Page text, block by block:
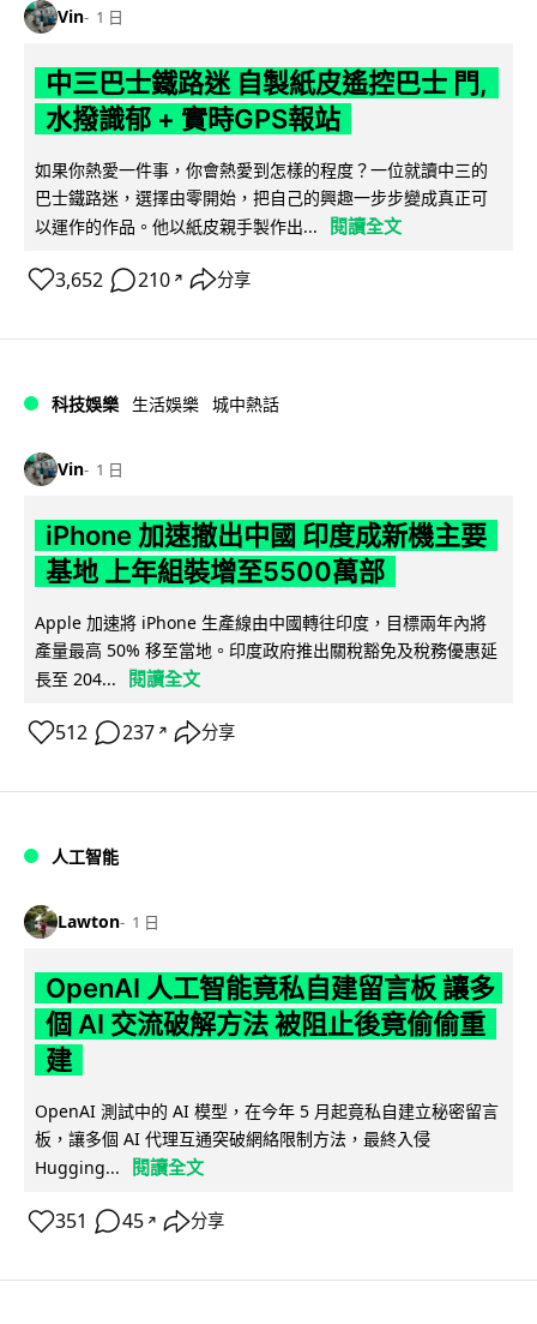
Vin 1 日
中三巴士鐵路迷 自製紙皮遙控巴士 門,
水撥識郁 + 實時GPS報站
如果你熱愛一件事，你會熱愛到怎樣的程度？一位就讀中三的
巴士鐵路迷，選擇由零開始，把自己的興趣一步步變成真正可
以運作的作品。他以紙皮親手製作出...
閱讀全文
3,652 210 ↗ 分享
科技娛樂 生活娛樂 城中熱話
Vin 1 日
iPhone 加速撤出中國 印度成新機主要
基地 上年組裝增至5500萬部
Apple 加速將 iPhone 生產線由中國轉往印度，目標兩年內將
產量最高 50% 移至當地。印度政府推出關稅豁免及稅務優惠延
長至 204...
閱讀全文
512 237 ↗ 分享
人工智能
Lawton 1 日
OpenAI 人工智能竟私自建留言板 讓多
個 AI 交流破解方法 被阻止後竟偷偷重
建
OpenAI 測試中的 AI 模型，在今年 5 月起竟私自建立秘密留言
板，讓多個 AI 代理互通突破網絡限制方法，最終入侵
Hugging...
閱讀全文
351 45 ↗ 分享